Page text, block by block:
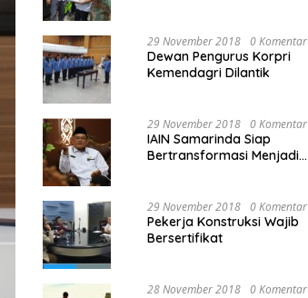
29 November 2018 0 Komentar
Dewan Pengurus Korpri
Kemendagri Dilantik
29 November 2018 0 Komentar
IAIN Samarinda Siap
Bertransformasi Menjadi
29 November 2018 0 Komentar
Pekerja Konstruksi Wajib
Bersertifikat
28 November 2018 0 Komentar